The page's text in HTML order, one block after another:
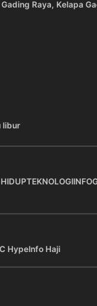
Raya, Kelapa
libur
TEKNOLOGI
HypeInfo Haji